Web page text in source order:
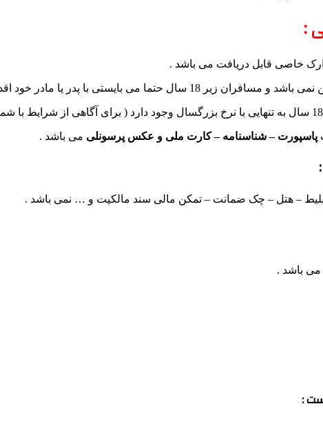
:
خاصی قابل دریافت می باشد .
پاسپورت – شناسنامه – کارت ملی و عکس پرسونلی می باشد .
بلیط – هتل – چک ضمانت – تمکن مالی سند مالکیت و … نمی باشد .
می باشد .
: